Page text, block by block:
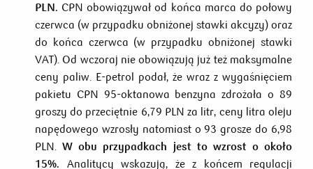
PLN. CPN obowiązywał od końca marca do połowy
czerwca (w przypadku obniżonej stawki akcyzy) oraz
do końca czerwca (w przypadku obniżonej stawki
VAT). Od wczoraj nie obowiązują już też maksymalne
ceny paliw. E-petrol podał, że wraz z wygaśnięciem
pakietu CPN 95-oktanowa benzyna zdrożała o 89
groszy do przeciętnie 6,79 PLN za litr, ceny litra oleju
napędowego wzrosły natomiast o 93 grosze do 6,98
PLN.W obu przypadkach jest to wzrost o około
15%. Analitycy wskazują, że z końcem regulacji